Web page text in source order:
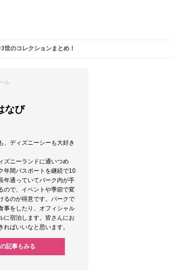
世のコレクションまとめ！
ル
なび
、ディズニーシーも大好き
ズニーランドに通いつめ
年間パスポートを継続で10
年通っていてパーク内が手
ので、イベントや季節で変
るのが得意です。パークで
事をしたり、オフィシャル
に宿泊します。皆さんにお
ればいいなと思います。
記事もみる